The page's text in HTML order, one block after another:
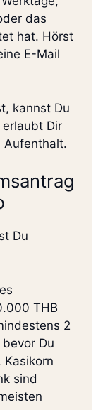
das
hat. Hörst
E-Mail
kannst Du
Dir
Aufenthalt.
Du
THB
2
Du
Kasikorn
sind